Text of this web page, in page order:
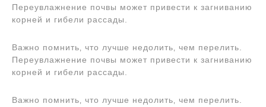
Переувлажнение почвы может привести к загниванию
корней и гибели рассады.
Важно помнить‚ что лучше недолить‚ чем перелить.
Переувлажнение почвы может привести к загниванию
корней и гибели рассады.
Важно помнить‚ что лучше недолить‚ чем перелить.